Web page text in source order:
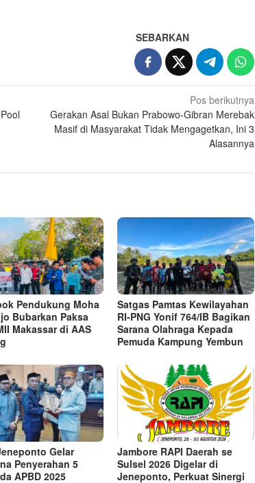
SEBARKAN
Pos berikutnya
Gerakan Asal Bukan Prabowo-Gibran Merebak
Masif di Masyarakat Tidak Mengagetkan, Ini 3
Alasannya
Pendukung Moha
Bubarkan Paksa
Makassar di AAS
Satgas Pamtas Kewilayahan
RI-PNG Yonif 764/IB Bagikan
Sarana Olahraga Kepada
Pemuda Kampung Yembun
Gelar
Penyerahan 5
APBD 2025
Jambore RAPI Daerah se
Sulsel 2026 Digelar di
Jeneponto, Perkuat Sinergi